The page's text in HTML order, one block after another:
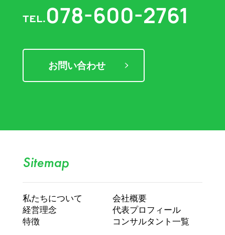
TEL. 078-600-2761
お問い合わせ
Sitemap
私たちについて
経営理念
特徴
会社概要
代表プロフィール
コンサルタント一覧